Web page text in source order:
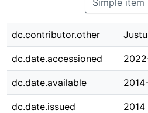
Simple item
dc.contributor.other
dc.date.accessioned
dc.date.available
dc.date.issued 2014